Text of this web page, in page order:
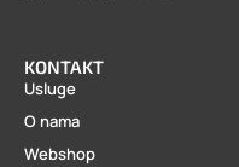
KONTAKT
Usluge
O nama
Webshop